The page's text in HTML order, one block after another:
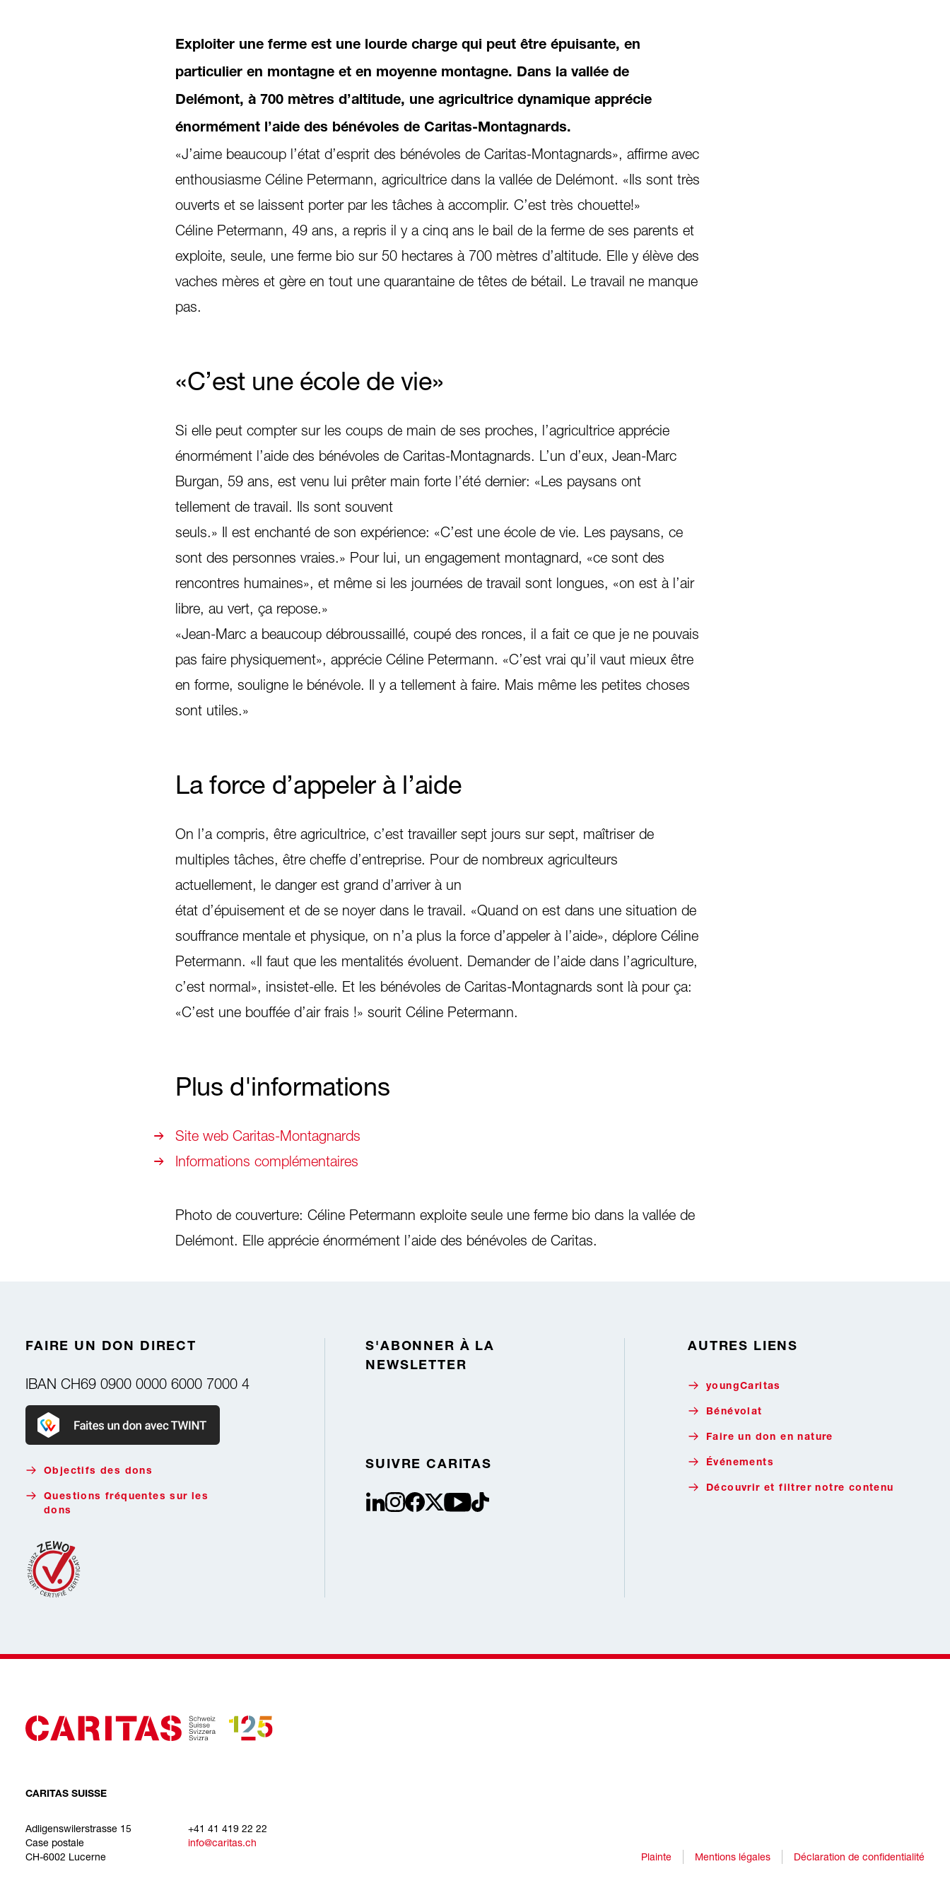
Exploiter une ferme est une lourde charge qui peut être épuisante, en
particulier en montagne et en moyenne montagne. Dans la vallée de
Delémont, à 700 mètres d’altitude, une agricultrice dynamique apprécie
énormément l’aide des bénévoles de Caritas-Montagnards.
«J’aime beaucoup l’état d’esprit des bénévoles de Caritas-Montagnards», affirme avec
enthousiasme Céline Petermann, agricultrice dans la vallée de Delémont. «Ils sont très
ouverts et se laissent porter par les tâches à accomplir. C’est très chouette!»
Céline Petermann, 49 ans, a repris il y a cinq ans le bail de la ferme de ses parents et
exploite, seule, une ferme bio sur 50 hectares à 700 mètres d’altitude. Elle y élève des
vaches mères et gère en tout une quarantaine de têtes de bétail. Le travail ne manque
pas.
«C’est une école de vie»
Si elle peut compter sur les coups de main de ses proches, l’agricultrice apprécie
énormément l’aide des bénévoles de Caritas-Montagnards. L’un d’eux, Jean-Marc
Burgan, 59 ans, est venu lui prêter main forte l’été dernier: «Les paysans ont
tellement de travail. Ils sont souvent
seuls.» Il est enchanté de son expérience: «C’est une école de vie. Les paysans, ce
sont des personnes vraies.» Pour lui, un engagement montagnard, «ce sont des
rencontres humaines», et même si les journées de travail sont longues, «on est à l’air
libre, au vert, ça repose.»
«Jean-Marc a beaucoup débroussaillé, coupé des ronces, il a fait ce que je ne pouvais
pas faire physiquement», apprécie Céline Petermann. «C’est vrai qu’il vaut mieux être
en forme, souligne le bénévole. Il y a tellement à faire. Mais même les petites choses
sont utiles.»
La force d’appeler à l’aide
On l’a compris, être agricultrice, c’est travailler sept jours sur sept, maîtriser de
multiples tâches, être cheffe d’entreprise. Pour de nombreux agriculteurs
actuellement, le danger est grand d’arriver à un
état d’épuisement et de se noyer dans le travail. «Quand on est dans une situation de
souffrance mentale et physique, on n’a plus la force d’appeler à l’aide», déplore Céline
Petermann. «Il faut que les mentalités évoluent. Demander de l’aide dans l’agriculture,
c’est normal», insistet-elle. Et les bénévoles de Caritas-Montagnards sont là pour ça:
«C’est une bouffée d’air frais !» sourit Céline Petermann.
Plus d'informations
Site web Caritas-Montagnards
Informations complémentaires
Photo de couverture: Céline Petermann exploite seule une ferme bio dans la vallée de
Delémont. Elle apprécie énormément l’aide des bénévoles de Caritas.
FAIRE UN DON DIRECT
IBAN CH69 0900 0000 6000 7000 4
Faire un don avec Twint
Objectifs des dons
Questions fréquentes sur les
dons
S'ABONNER À LA
NEWSLETTER
SUIVRE CARITAS
linkedininstagram
facebookTwitter / X
youtube
tiktok
AUTRES LIENS
youngCaritas
Bénévolat
Faire un don en nature
Événements
Découvrir et filtrer notre contenu
CARITAS SUISSE
Adligenswilerstrasse 15
Case postale
CH-6002 Lucerne
+41 41 419 22 22
info@caritas.ch
Plainte
Mentions légales Déclaration de confidentialité